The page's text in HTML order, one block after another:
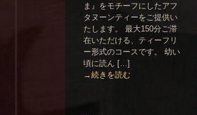
ま』をモチーフにしたアフ
タヌーンティーをご提供い
たします。 最大150分ご滞
在いただける、ティーフリ
ー形式のコースです。 幼い
頃に読ん […]
→続きを読む